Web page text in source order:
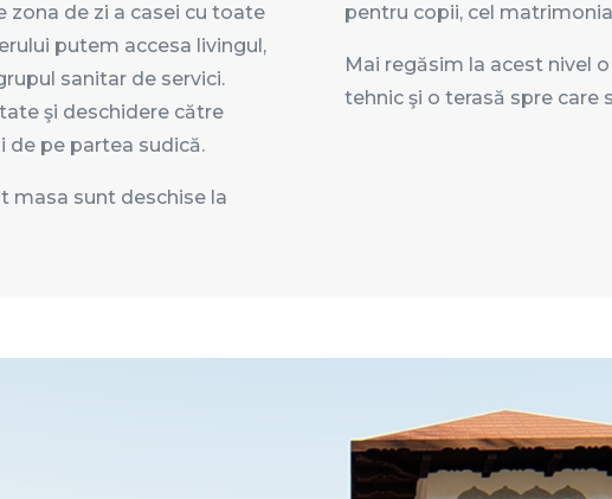
zona de zi a casei cu toate
putem accesa livingul,
sanitar de servici.
şi deschidere către
de pe partea sudică.
masa sunt deschise la
pentru copii, cel
Mai regăsim la acest nivel
tehnic şi o terasă spre